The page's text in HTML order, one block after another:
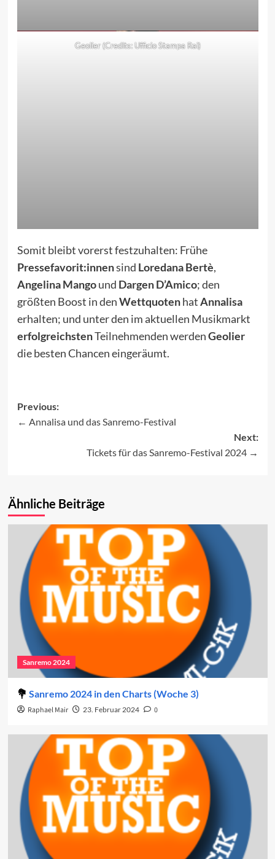
Geolier (Credits: Ufficio Stampa Rai)
Somit bleibt vorerst festzuhalten: Frühe
Pressefavorit:innensind Loredana Bertè,
Angelina Mangound Dargen D’Amico; den
größten Boost in denWettquotenhatAnnalisa
erhalten; und unter den im aktuellen Musikmarkt
erfolgreichstenTeilnehmenden werdenGeolier
die besten Chancen eingeräumt.
Post
navigation
Previous:
Annalisa und das Sanremo-Festival
Next:
Tickets für das Sanremo-Festival 2024
Ähnliche Beiträge
Sanremo 2024
Sanremo 2024 in den Charts (Woche 3)
Raphael Mair 23. Februar 2024 0